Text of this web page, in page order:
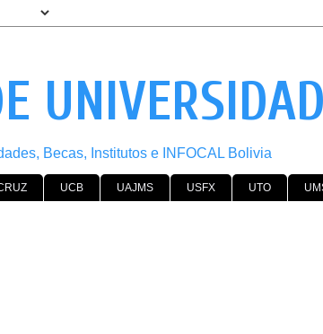
Becas, Institutos e INFOCAL Bolivia
UCB UAJMS USFX UTO